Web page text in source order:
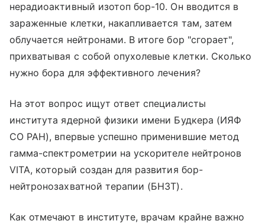
нерадиоактивный изотоп бор-10. Он вводится в
зараженные клетки, накапливается там, затем
облучается нейтронами. В итоге бор "сгорает",
прихватывая с собой опухолевые клетки. Сколько
нужно бора для эффективного лечения?
На этот вопрос ищут ответ специалисты
института ядерной физики имени Будкера (ИЯФ
СО РАН), впервые успешно применившие метод
гамма-спектрометрии на ускорителе нейтронов
VITA, который создан для развития бор-
нейтронозахватной терапии (БНЗТ).
Как отмечают в институте, врачам крайне важно